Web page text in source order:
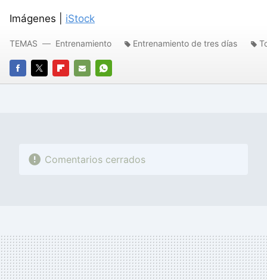
Imágenes | iStock
FACEBOOK
TWITTERFLIPBOARD
E-
WHATSAPP
TEMAS Entrenamiento Entrenamiento de tres días
Comentarios cerrados